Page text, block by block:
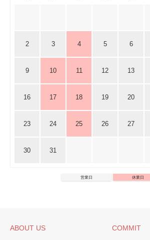
2 3 4 5 6
9 10 11 12 13
16 17 18 19 20
23 24 25 26 27
30 31
営業日 休業日
ABOUT US COMMIT